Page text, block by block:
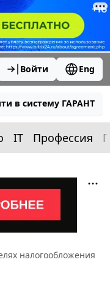
Войти Eng
в систему ГАРАНТ
IT Профессия
налогообложения